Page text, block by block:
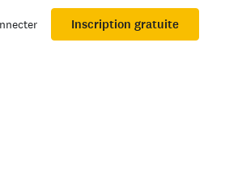
Inscription gratuite